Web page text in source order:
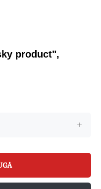
product",